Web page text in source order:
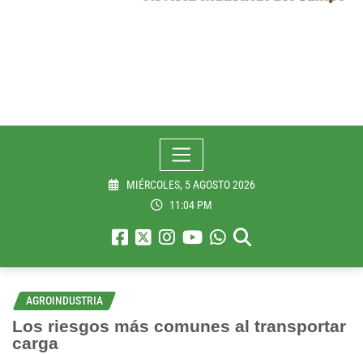
MIÉRCOLES, 5 AGOSTO 2026
11:04 PM
AGROINDUSTRIA
Los riesgos más comunes al transportar
carga